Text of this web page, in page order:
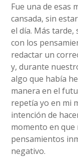
Fue una de esas
cansada, sin
el día. Más
con los
redactar un
y, durante
algo que había
manera en el
repetía yo en mi
intención de
momento en que
pensamientos
negativo.